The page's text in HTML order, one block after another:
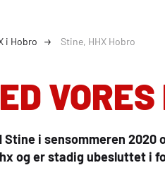
i Hobro Stine, HHX Hobro
VORES
Stine i sensommeren
og er stadig ubesluttet i